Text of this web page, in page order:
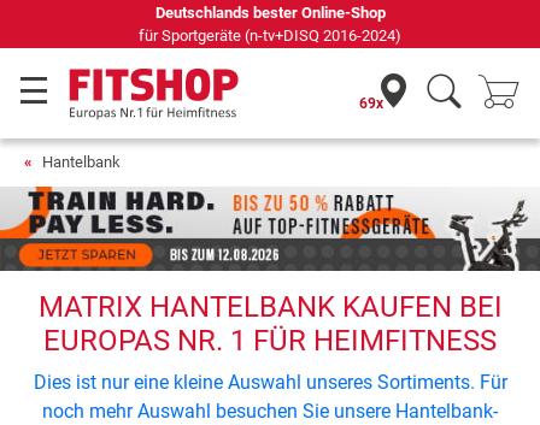
Deutschlands bester Online-Shop
für Sportgeräte (n-tv+DISQ 2016-2024)
69x
Hantelbank
MATRIX HANTELBANK KAUFEN BEI
EUROPAS NR. 1 FÜR HEIMFITNESS
Dies ist nur eine kleine Auswahl unseres Sortiments. Für
noch mehr Auswahl besuchen Sie unsere Hantelbank-